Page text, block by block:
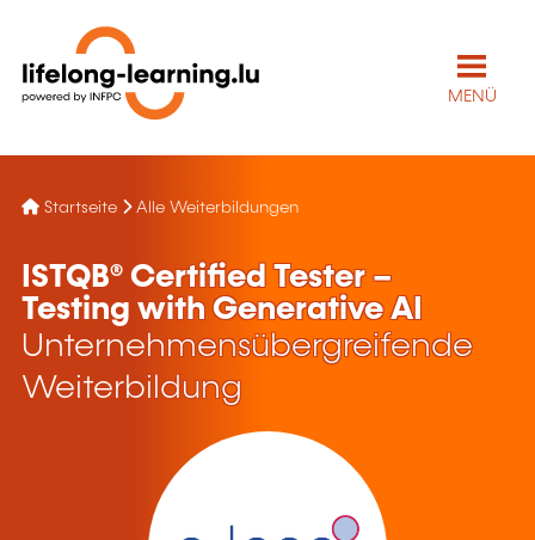
MENÜ
Startseite Alle Weiterbildungen
ISTQB® Certified Tester –
Testing with Generative AI
Unternehmensübergreifende
Weiterbildung